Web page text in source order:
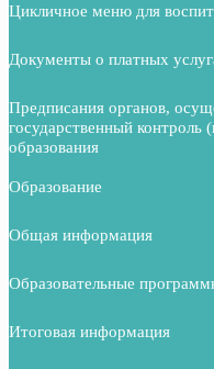
Цикличное меню для
Документы о платных
Предписания органов,
государственный контроль
образования
Образование
Общая информация
Образовательные
Итоговая информация